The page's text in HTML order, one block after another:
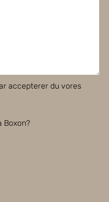
accepterer du vores
Boxon?